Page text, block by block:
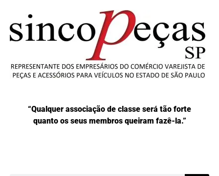
“Qualquer associação de classe será tão forte
quanto os seus membros queiram fazê-la.”